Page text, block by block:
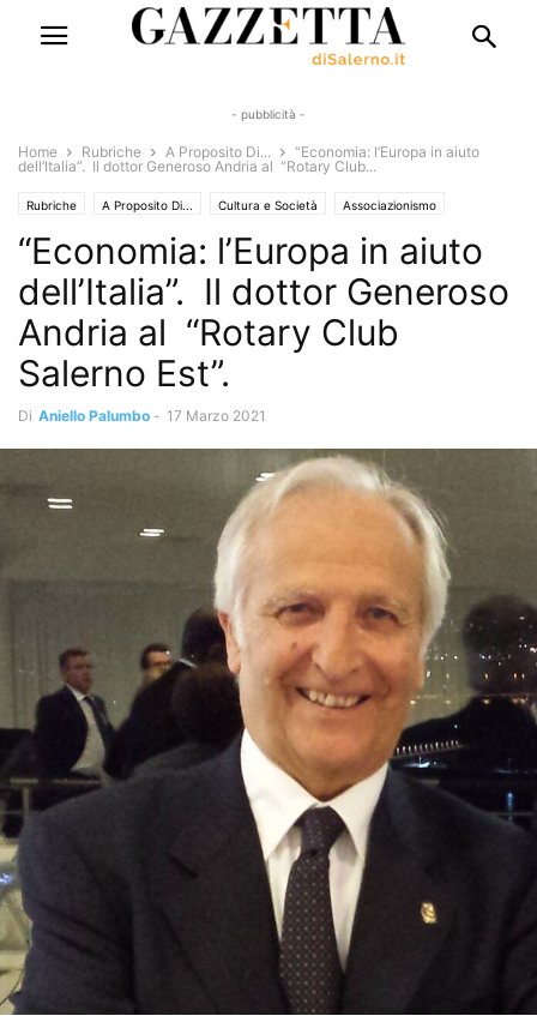
- pubblicità -
Home Rubriche A Proposito Di...
“Economia: l’Europa in aiuto
dell’Italia”. Il dottor Generoso Andria al “Rotary Club...
Rubriche A Proposito Di... Cultura e Società Associazionismo
Chiacchiere&Caffe' Economia Emergenza Coronavirus - Covid 19
Eventi e Manifestazioni Cronaca Interviste Libri e Poesia Politica
Saggi & Romanzi Segnali di Allarme Solo Annunci
“Economia: l’Europa in aiuto
dell’Italia”. Il dottor Generoso
Andria al “Rotary Club
Salerno Est”.
Di Aniello Palumbo - 17 Marzo 2021